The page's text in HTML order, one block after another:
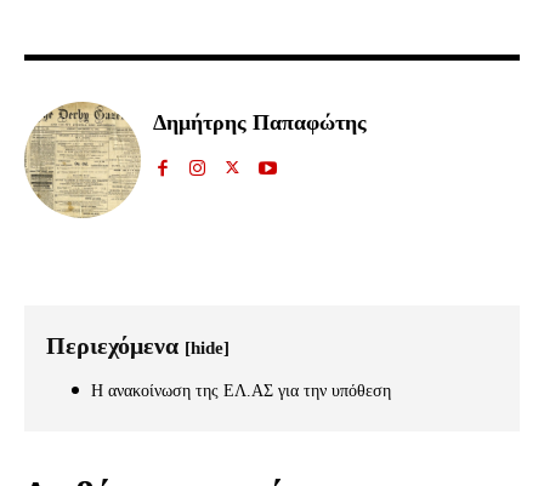
Έχω διαβάσει και αποδέχομαι τηνΠολιτική Απορρήτου.
32,111
Ακόλουθοι
32,214
Δημήτρης Παπαφώτης
Περιεχόμενα [hide]
Η ανακοίνωση της ΕΛ.ΑΣ για την υπόθεση